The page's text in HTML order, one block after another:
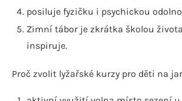
posiluje fyzičku i psychickou
Zimní tábor je zkrátka školou
inspiruje.
Proč zvolit lyžařské kurzy pro děti na